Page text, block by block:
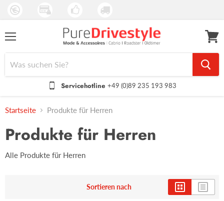
Servicehotline +49 (0)89 235 193 983
Startseite Produkte für Herren
Produkte für Herren
Alle Produkte für Herren
Sortieren nach